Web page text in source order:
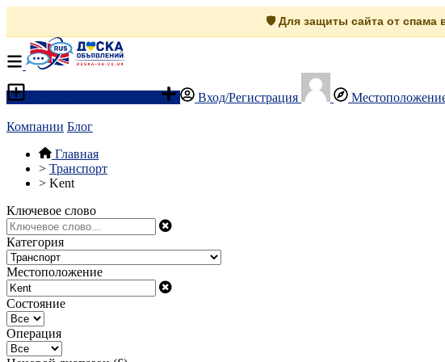
🛡️ Для защиты сайта от спама
Вход/Регистрация
Компании Блог
Главная
> Транспорт
> Kent
Ключевое слово
Категория
Местоположение
Состояние
Операция